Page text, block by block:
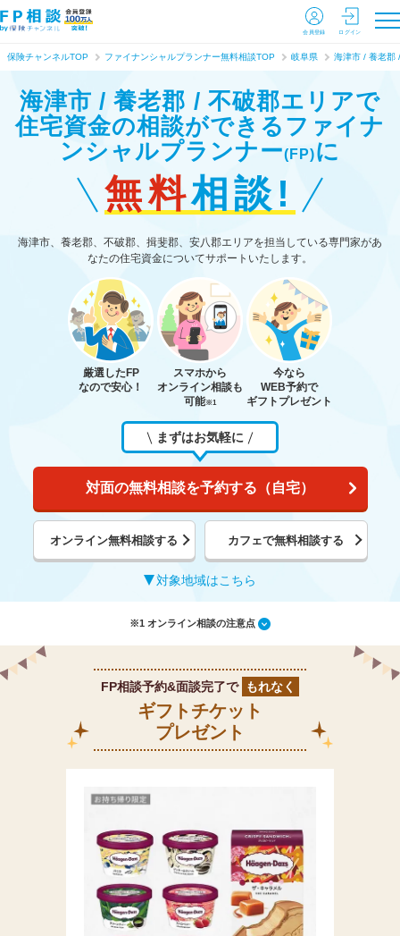
会員登録 ログイン
保険チャンネルTOP ファイナンシャルプランナー無料相談TOP 岐阜県 海津市 / 養老郡
海津市 / 養老郡 / 不破郡エリアで
住宅資金の相談ができる ファイナ
ンシャルプランナー(FP)に
無料相談!
海津市、養老郡、不破郡、揖斐郡、安八郡エリアを担当している専門家があ
なたの住宅資金についてサポートいたします。
厳選したFP
なので安心！
スマホから
オンライン相談も
可能※1
今なら
WEB予約で
ギフトプレゼント
まずはお気軽に
対面の無料相談を予約する（自宅）
オンライン無料相談する カフェで無料相談する
対象地域はこちら
※1 オンライン相談の注意点
FP相談予約&面談完了で もれなく
ギフトチケット
プレゼント